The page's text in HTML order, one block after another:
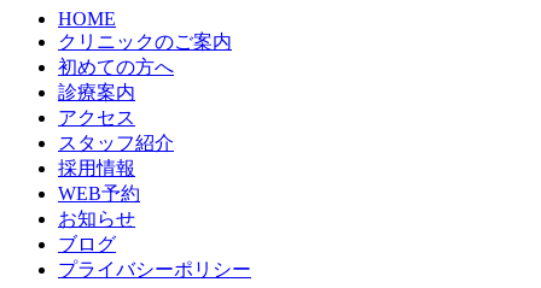
HOME
クリニックのご案内
初めての方へ
診療案内
アクセス
スタッフ紹介
採用情報
WEB予約
お知らせ
ブログ
プライバシーポリシー